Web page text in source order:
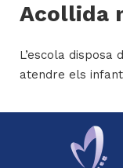
Acollida
L’escola disposa
atendre els